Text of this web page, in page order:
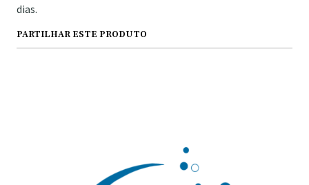
dias.
PARTILHAR ESTE PRODUTO